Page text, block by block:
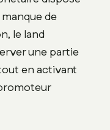
de
le land
une partie
en activant